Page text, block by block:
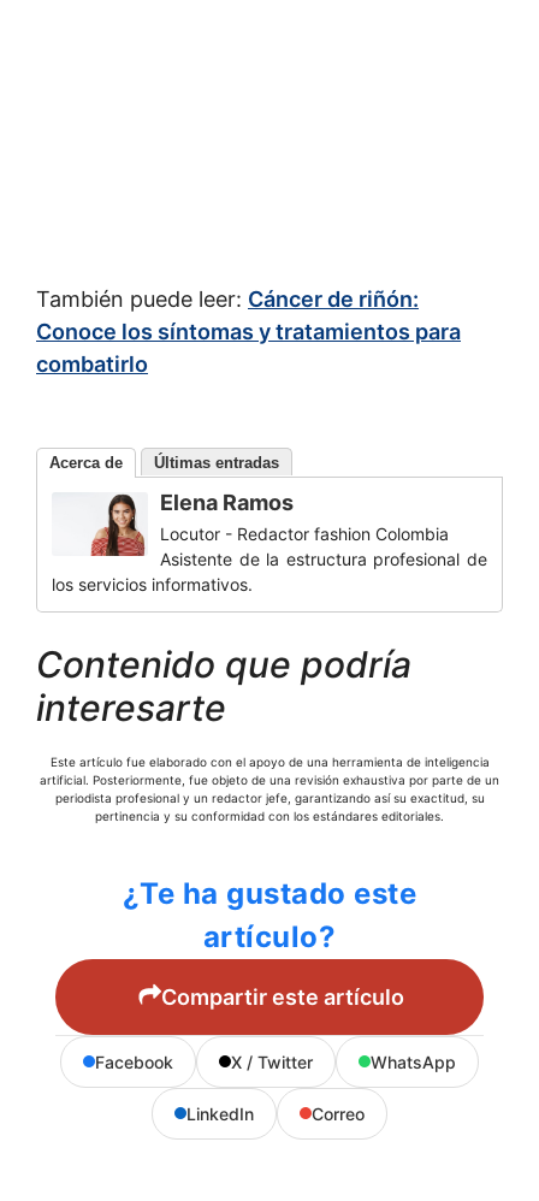
También puede leer: Cáncer de riñón:
Conoce los síntomas y tratamientos para
combatirlo
Acerca de Últimas entradas
Elena Ramos
Locutor - Redactor fashion Colombia
Asistente de la estructura profesional de
los servicios informativos.
Contenido que podría
interesarte
Este artículo fue elaborado con el apoyo de una herramienta de inteligencia
artificial. Posteriormente, fue objeto de una revisión exhaustiva por parte de un
periodista profesional y un redactor jefe, garantizando así su exactitud, su
pertinencia y su conformidad con los estándares editoriales.
¿Te ha gustado este
artículo?
Compartir este artículo
Facebook X / Twitter WhatsApp
LinkedIn Correo